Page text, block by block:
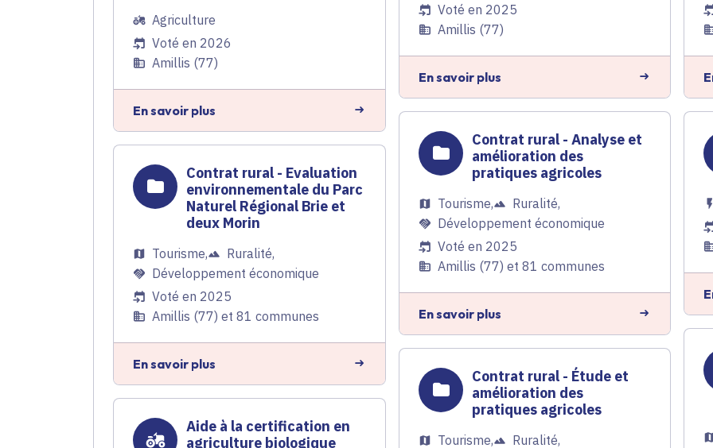
Agriculture
Voté en 2026
Amillis (77)
En savoir plus
Voté en 2025
Amillis (77)
En savoir plus
Contrat rural - Evaluation
environnementale du Parc
Naturel Régional Brie et
deux Morin
Tourisme, Ruralité,
Développement économique
Voté en 2025
Amillis (77) et 81 communes
En savoir plus
Contrat rural - Analyse et
amélioration des
pratiques agricoles
Tourisme, Ruralité,
Développement économique
Voté en 2025
Amillis (77) et 81 communes
En savoir plus
Aide à la certification en
agriculture biologique
Contrat rural - Étude et
amélioration des
pratiques agricoles
Tourisme, Ruralité,